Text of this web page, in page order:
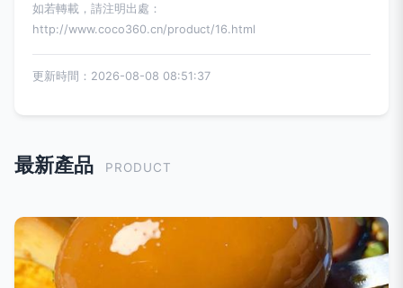
如若轉載，請注明出處：
http://www.coco360.cn/product/16.html
更新時間：2026-08-08 08:51:37
最新產品 PRODUCT